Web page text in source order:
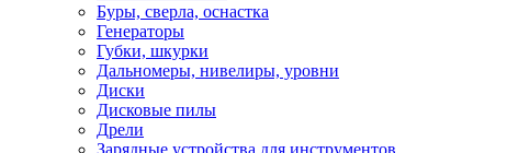
Буры, сверла, оснастка
Генераторы
Губки, шкурки
Дальномеры, нивелиры, уровни
Диски
Дисковые пилы
Дрели
Зарядные устройства для инструментов